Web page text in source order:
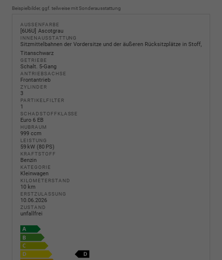
Beispielbilder, ggf. teilweise mit Sonderausstattung
AUSSENFARBE
6U6U Ascotgrau
INNENAUSSTATTUNG
Sitzmittelbahnen der Vordersitze und der äußeren Rücksitzplätze in Stoff,
Titanschwarz
GETRIEBE
Schalt. 5-Gang
ANTRIEBSACHSE
Frontantrieb
ZYLINDER
3
PARTIKELFILTER
1
SCHADSTOFFKLASSE
Euro 6 EB
HUBRAUM
999 ccm
LEISTUNG
59 kW (80 PS)
KRAFTSTOFF
Benzin
KATEGORIE
Kleinwagen
KILOMETERSTAND
10 km
ERSTZULASSUNG
10.06.2026
ZUSTAND
unfallfrei